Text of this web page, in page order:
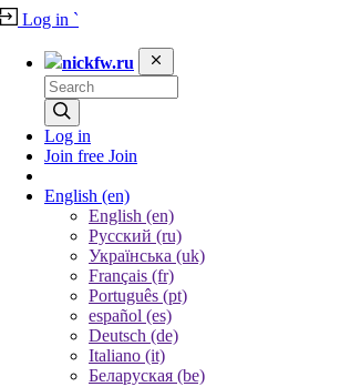
Log in `
nickfw.ru
Log in
Join free Join
English (en)
English (en)
Русский (ru)
Українська (uk)
Français (fr)
Português (pt)
español (es)
Deutsch (de)
Italiano (it)
Беларуская (be)